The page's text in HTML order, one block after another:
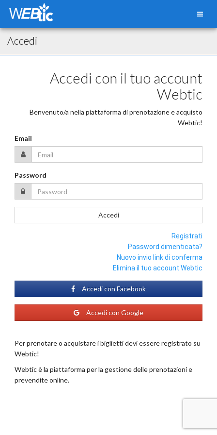
Accedi
Accedi con il tuo account
Webtic
Benvenuto/a nella piattaforma di prenotazione e acquisto
Webtic!
Email
Password
Accedi
Registrati
Password dimenticata?
Nuovo invio link di conferma
Elimina il tuo account Webtic
Accedi con Facebook
Accedi con Google
Per prenotare o acquistare i biglietti devi essere registrato su
Webtic!
Webtic è la piattaforma per la gestione delle prenotazioni e
prevendite online.